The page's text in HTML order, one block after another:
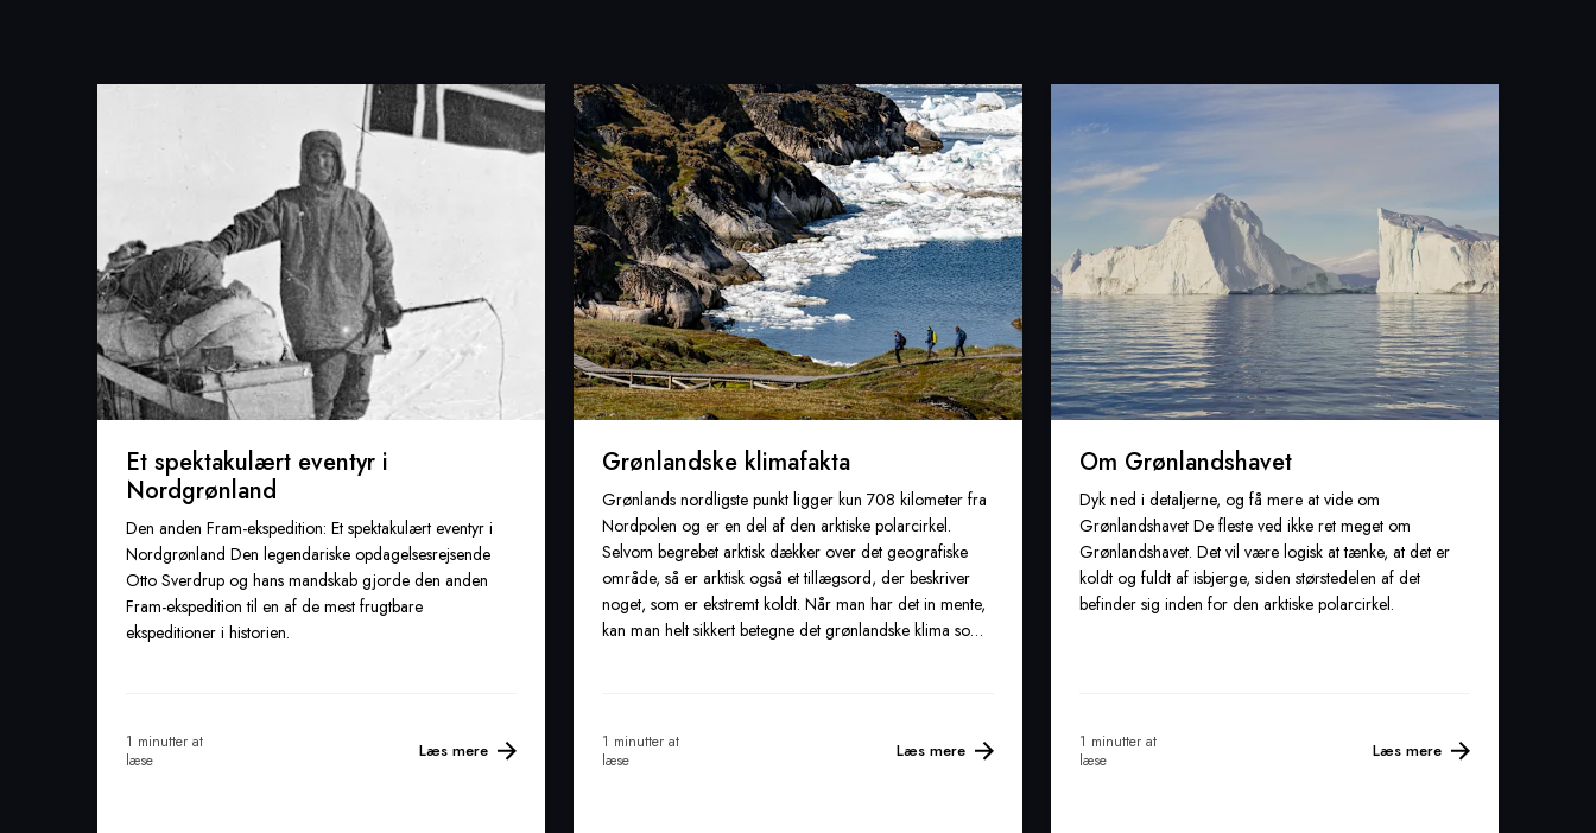
Et spektakulært eventyr i
Nordgrønland
Den anden Fram-ekspedition: Et spektakulært eventyr i
Nordgrønland Den legendariske opdagelsesrejsende
Otto Sverdrup og hans mandskab gjorde den anden
Fram-ekspedition til en af de mest frugtbare
ekspeditioner i historien.
1 minutter at
læse
Læs mere
Grønlandske klimafakta
Grønlands nordligste punkt ligger kun 708 kilometer fra
Nordpolen og er en del af den arktiske polarcirkel.
Selvom begrebet arktisk dækker over det geografiske
område, så er arktisk også et tillægsord, der beskriver
noget, som er ekstremt koldt. Når man har det in mente,
kan man helt sikkert betegne det grønlandske klima som
1 minutter at
læse
Læs mere
Om Grønlandshavet
Dyk ned i detaljerne, og få mere at vide om
Grønlandshavet De fleste ved ikke ret meget om
Grønlandshavet. Det vil være logisk at tænke, at det er
koldt og fuldt af isbjerge, siden størstedelen af det
befinder sig inden for den arktiske polarcirkel.
1 minutter at
læse
Læs mere